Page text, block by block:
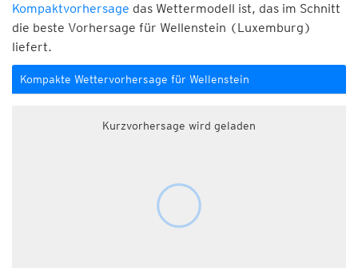
Kompaktvorhersage das Wettermodell ist, das im Schnitt
die beste Vorhersage für Wellenstein (Luxemburg)
liefert.
Kompakte Wettervorhersage für Wellenstein
Kurzvorhersage wird geladen